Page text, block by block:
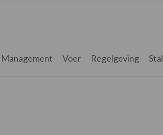
Management Voer Regelgeving Stal